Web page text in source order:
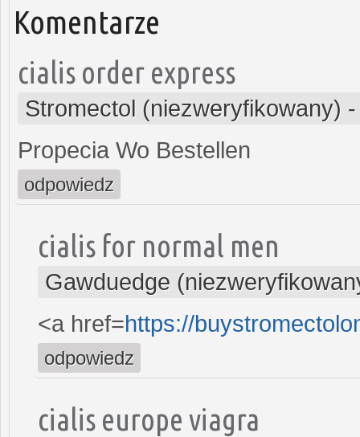
Komentarze
cialis order express
Stromectol (niezweryfikowany)
Propecia Wo Bestellen
odpowiedz
cialis for normal men
Gawduedge
<a href=https://
odpowiedz
cialis europe viagra